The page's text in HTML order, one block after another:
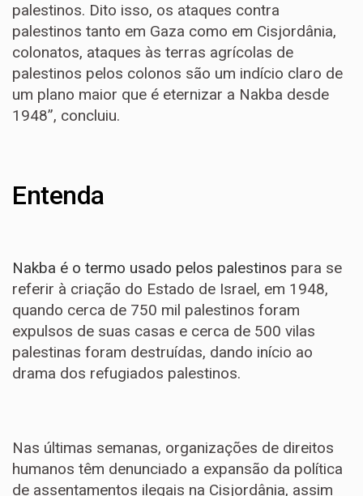
palestinos. Dito isso, os ataques contra
palestinos tanto em Gaza como em Cisjordânia,
colonatos, ataques às terras agrícolas de
palestinos pelos colonos são um indício claro de
um plano maior que é eternizar a Nakba desde
1948”, concluiu.
Entenda
Nakba é o termo usado pelos palestinos para se
referir à criação do Estado de Israel, em 1948,
quando cerca de 750 mil palestinos foram
expulsos de suas casas e cerca de 500 vilas
palestinas foram destruídas, dando início ao
drama dos refugiados palestinos.
Nas últimas semanas, organizações de direitos
humanos têm denunciado a expansão da política
de assentamentos ilegais na Cisjordânia, assim